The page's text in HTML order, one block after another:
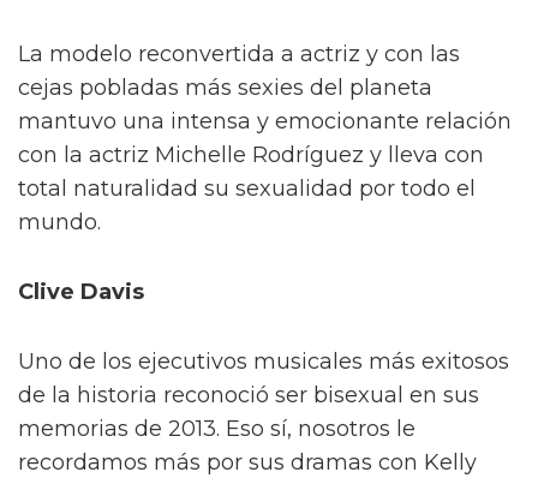
La modelo reconvertida a actriz y con las
cejas pobladas más sexies del planeta
mantuvo una intensa y emocionante relación
con la actriz Michelle Rodríguez y lleva con
total naturalidad su sexualidad por todo el
mundo.
Clive Davis
Uno de los ejecutivos musicales más exitosos
de la historia reconoció ser bisexual en sus
memorias de 2013. Eso sí, nosotros le
recordamos más por sus dramas con Kelly